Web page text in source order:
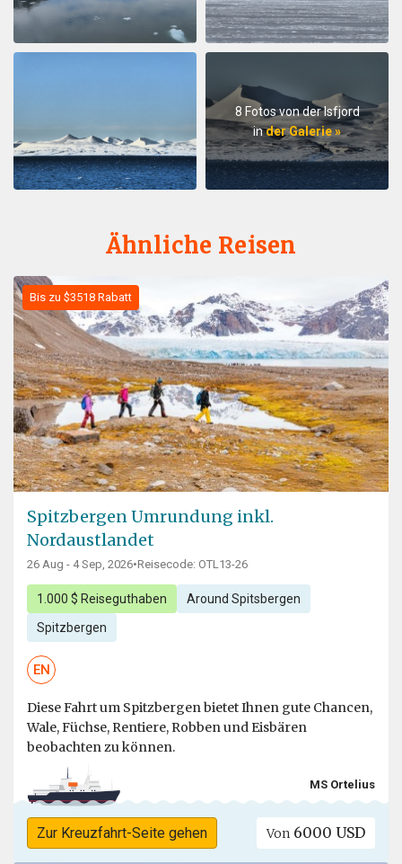
8 Fotos von der Isfjord
inder Galerie »
Ähnliche Reisen
Bis zu $3518 Rabatt
Spitzbergen Umrundung inkl.
Nordaustlandet
26 Aug - 4 Sep, 2026•Reisecode: OTL13-26
1.000 $ Reiseguthaben Around Spitsbergen
Spitzbergen
EN
Diese Fahrt um Spitzbergen bietet Ihnen gute Chancen,
Wale, Füchse, Rentiere, Robben und Eisbären
beobachten zu können.
MS Ortelius
Zur Kreuzfahrt-Seite gehen Von 6000 USD